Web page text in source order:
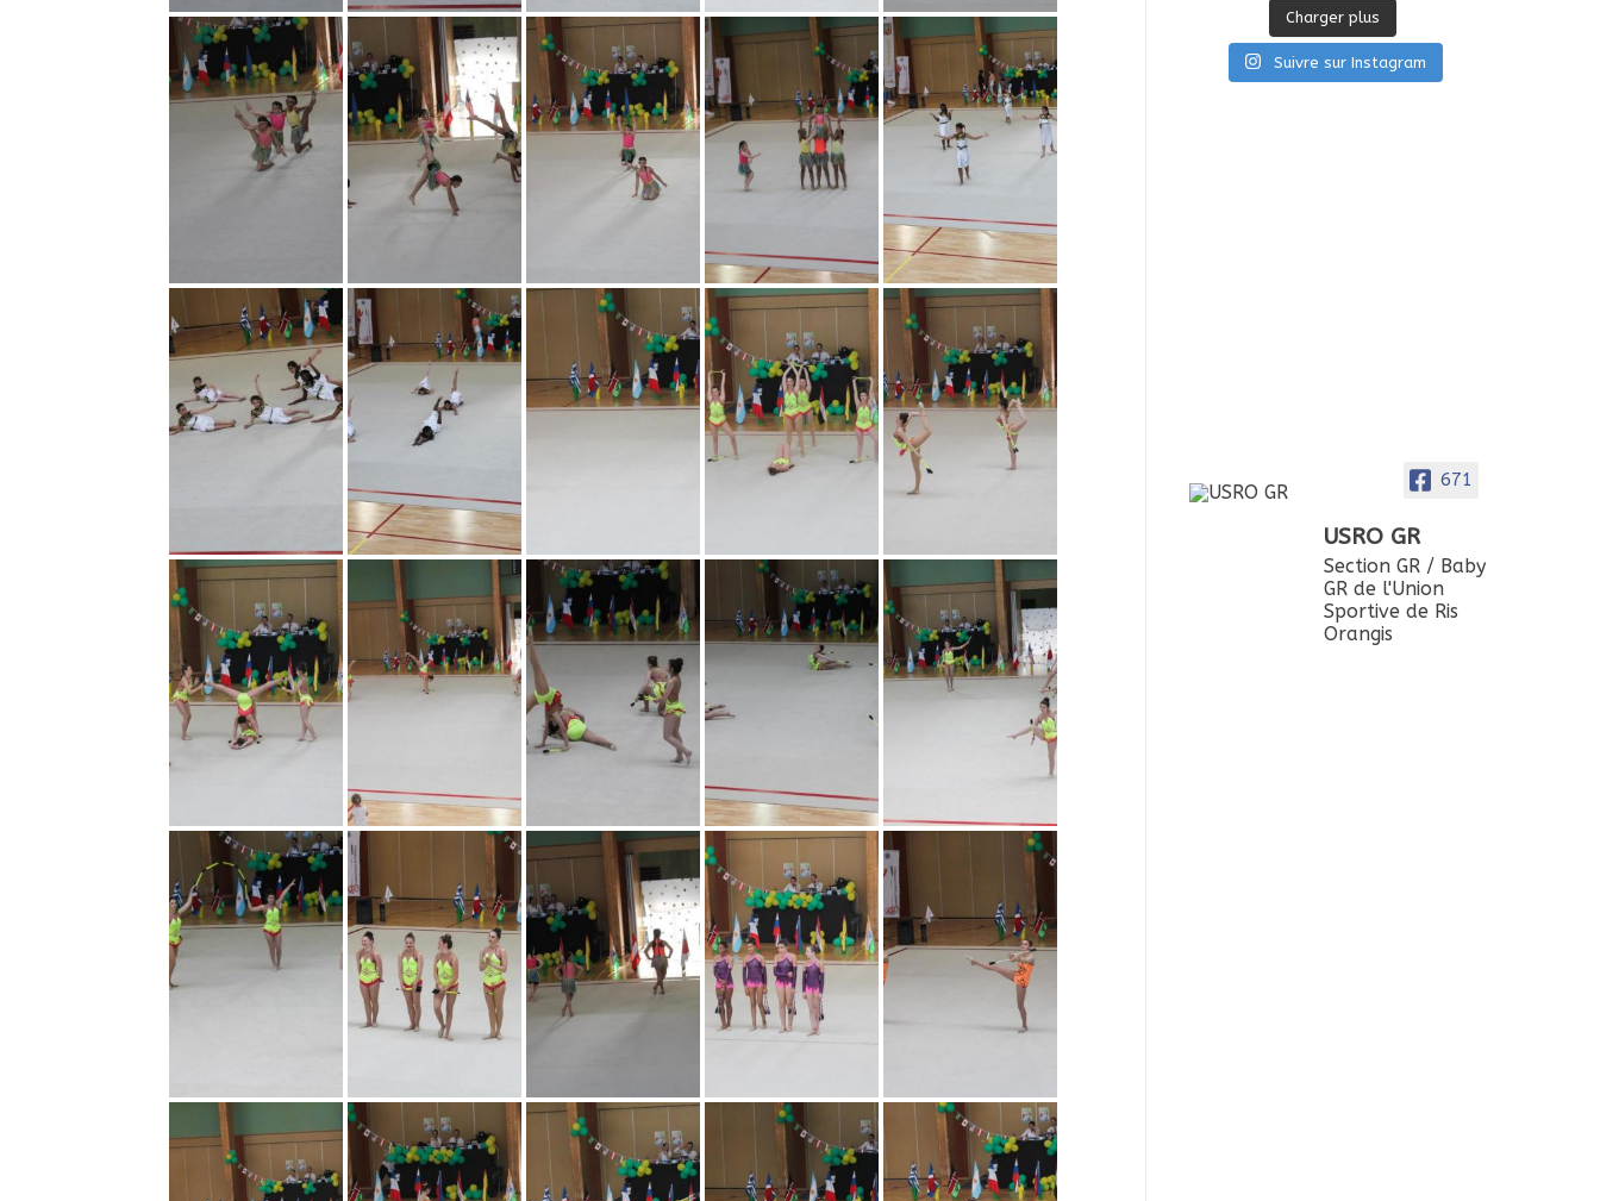
Charger plus
Suivre sur Instagram
671
USRO GR
Section GR / Baby
GR de l'Union
Sportive de Ris
Orangis